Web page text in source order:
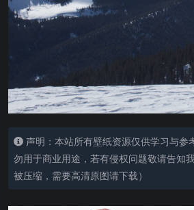
声明：本站所有壁纸资源仅供学习与
勿用于商业用途，若有侵权问题敬请告知
被压缩，需要高清原图请下载）